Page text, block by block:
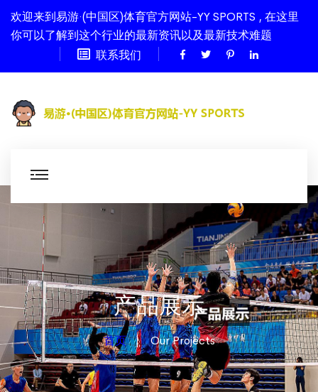
欢迎来到易游·(中国区)体育官方网站-YY SPORTS , 在这里
你可以了解到这个行业的最新资讯以及最新技术难题
联系我们
产品展示
首页 Our Projects